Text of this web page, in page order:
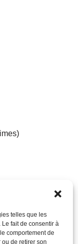
telles que les
fait de consentir à
comportement de
de retirer son